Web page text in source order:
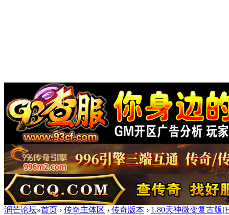
润芒论坛»首页 › 传奇主体区 › 传奇版本 › 1.80天神微变复古版